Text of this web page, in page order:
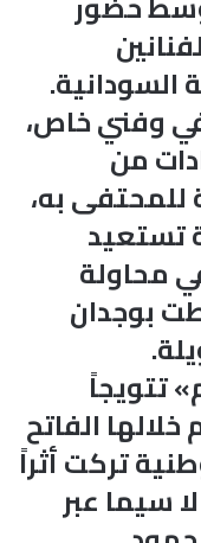
السودانية.
وفني خاص،
من
للمحتفى به،
تستعيد
محاولة
بوجدان
تتويجاً
الفاتح
تركت أثراً
سيما عبر